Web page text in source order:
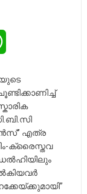
എത്ര
ക്രൈസ്തവ